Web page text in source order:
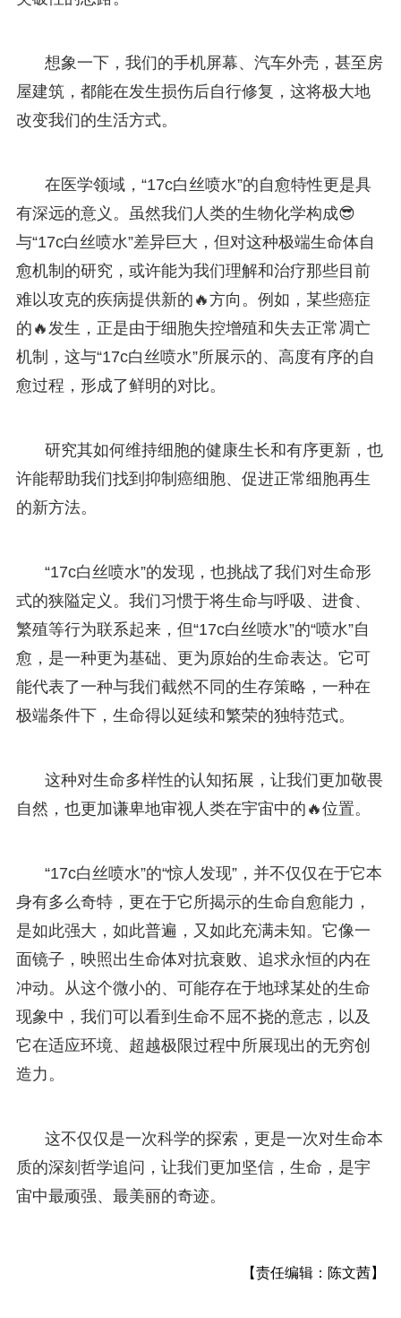
想象一下，我们的手机屏幕、汽车外壳，甚至房
屋建筑，都能在发生损伤后自行修复，这将极大地
改变我们的生活方式。
在医学领域，“17c白丝喷水”的自愈特性更是具
有深远的意义。虽然我们人类的生物化学构成😎
与“17c白丝喷水”差异巨大，但对这种极端生命体自
愈机制的研究，或许能为我们理解和治疗那些目前
难以攻克的疾病提供新的🔥方向。例如，某些癌症
的🔥发生，正是由于细胞失控增殖和失去正常凋亡
机制，这与“17c白丝喷水”所展示的、高度有序的自
愈过程，形成了鲜明的对比。
研究其如何维持细胞的健康生长和有序更新，也
许能帮助我们找到抑制癌细胞、促进正常细胞再生
的新方法。
“17c白丝喷水”的发现，也挑战了我们对生命形
式的狭隘定义。我们习惯于将生命与呼吸、进食、
繁殖等行为联系起来，但“17c白丝喷水”的“喷水”自
愈，是一种更为基础、更为原始的生命表达。它可
能代表了一种与我们截然不同的生存策略，一种在
极端条件下，生命得以延续和繁荣的独特范式。
这种对生命多样性的认知拓展，让我们更加敬畏
自然，也更加谦卑地审视人类在宇宙中的🔥位置。
“17c白丝喷水”的“惊人发现”，并不仅仅在于它本
身有多么奇特，更在于它所揭示的生命自愈能力，
是如此强大，如此普遍，又如此充满未知。它像一
面镜子，映照出生命体对抗衰败、追求永恒的内在
冲动。从这个微小的、可能存在于地球某处的生命
现象中，我们可以看到生命不屈不挠的意志，以及
它在适应环境、超越极限过程中所展现出的无穷创
造力。
这不仅仅是一次科学的探索，更是一次对生命本
质的深刻哲学追问，让我们更加坚信，生命，是宇
宙中最顽强、最美丽的奇迹。
【责任编辑：陈文茜】